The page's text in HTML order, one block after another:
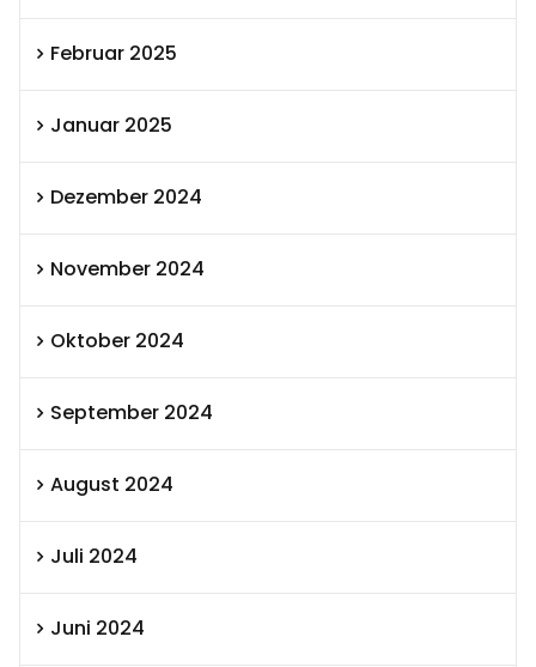
Februar 2025
Januar 2025
Dezember 2024
November 2024
Oktober 2024
September 2024
August 2024
Juli 2024
Juni 2024